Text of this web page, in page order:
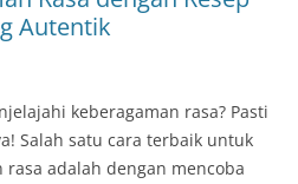
Autentik
keberagaman rasa? Pasti
Salah satu cara terbaik untuk
adalah dengan mencoba